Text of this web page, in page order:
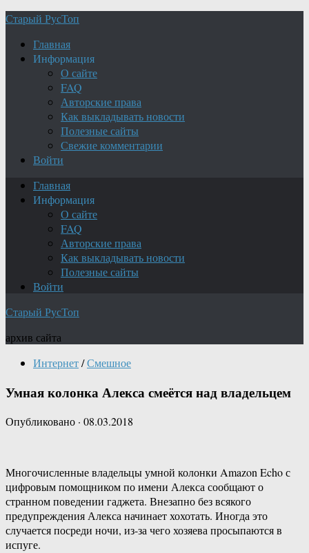
Старый РусТоп
Главная
Информация
О сайте
FAQ
Авторские права
Как выкладывать новости
Полезные сайты
Свежие комментарии
Войти
Главная
Информация
О сайте
FAQ
Авторские права
Как выкладывать новости
Полезные сайты
Войти
Старый РусТоп
архив сайта
Интернет/Смешное
Умная колонка Алекса смеётся над владельцем
Опубликовано · 08.03.2018
Многочисленные владельцы умной колонки Amazon Echo с
цифровым помощником по имени Алекса сообщают о
странном поведении гаджета. Внезапно без всякого
предупреждения Алекса начинает хохотать. Иногда это
случается посреди ночи, из-за чего хозяева просыпаются в
испуге.